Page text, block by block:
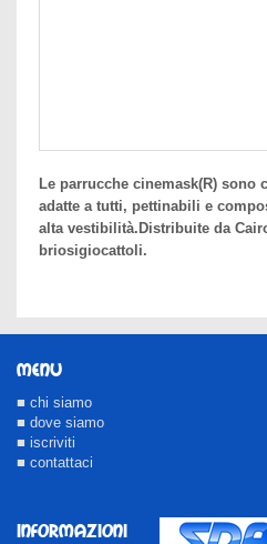
Le parrucche cinemask(R) sono
adatte a tutti, pettinabili e
alta vestibilità.Distribuite da
briosigiocattoli.
MENU
■ chi siamo
■ dove siamo
■ iscriviti
■ contattaci
INFORMAZIONI